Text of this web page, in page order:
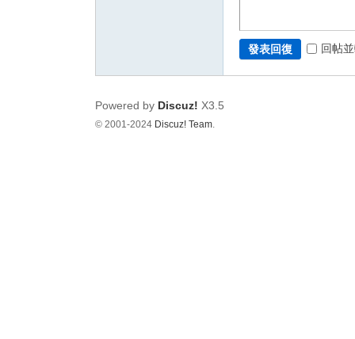
發表回復 回帖
Powered by Discuz! X3.5
© 2001-2024 Discuz! Team.